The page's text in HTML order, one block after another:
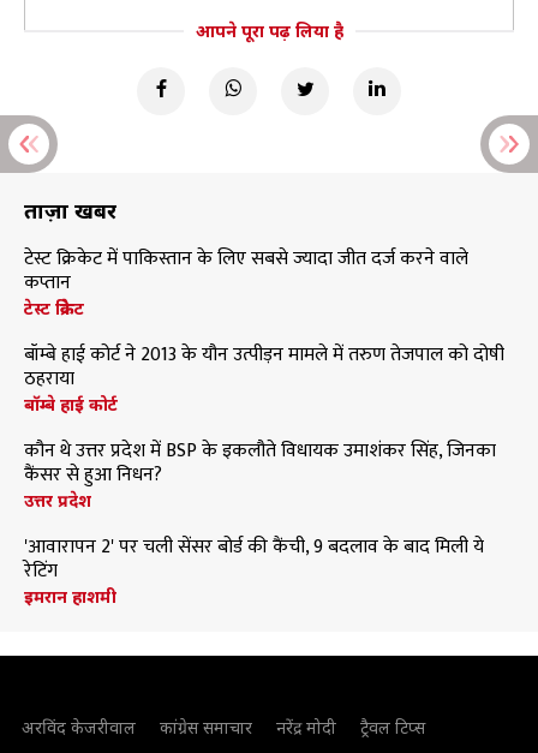
आपने पूरा पढ़ लिया है
ताज़ा खबरें
टेस्ट क्रिकेट में पाकिस्तान के लिए सबसे ज्यादा जीत दर्ज करने वाले
कप्तान
टेस्ट क्रिकेट
बॉम्बे हाई कोर्ट ने 2013 के यौन उत्पीड़न मामले में तरुण तेजपाल को दोषी
ठहराया
बॉम्बे हाई कोर्ट
कौन थे उत्तर प्रदेश में BSP के इकलौते विधायक उमाशंकर सिंह, जिनका
कैंसर से हुआ निधन?
उत्तर प्रदेश
'आवारापन 2' पर चली सेंसर बोर्ड की कैंची, 9 बदलाव के बाद मिली ये
रेटिंग
इमरान हाशमी
अरविंद केजरीवाल कांग्रेस समाचार नरेंद्र मोदी ट्रैवल टिप्स